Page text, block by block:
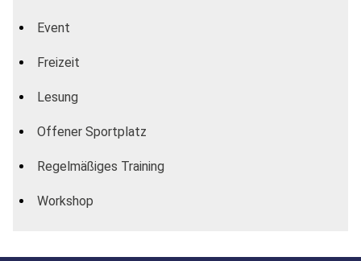
Event
Freizeit
Lesung
Offener Sportplatz
Regelmäßiges Training
Workshop